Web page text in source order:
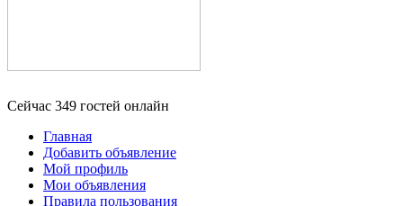
Сейчас 349 гостей онлайн
Главная
Добавить объявление
Мой профиль
Мои объявления
Правила пользования